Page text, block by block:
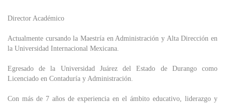
Director Académico
Actualmente cursando la Maestría en Administración y Alta Dirección en
la Universidad Internacional Mexicana.
Egresado de la Universidad Juárez del Estado de Durango como
Licenciado en Contaduría y Administración.
Con más de 7 años de experiencia en el ámbito educativo, liderazgo y